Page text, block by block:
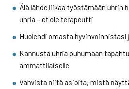
Älä lähde liikaa työstämään uhrin
uhria – et ole terapeutti
Huolehdi omasta
Kannusta uhria puhumaan
ammattilaiselle
Vahvista niitä asioita, mistä